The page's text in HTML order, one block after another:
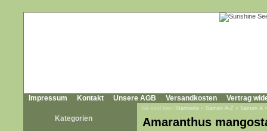
Impressum Kontakt Unsere AGB Versandkosten Vertrag
Kategorien
Sie sind hier: Startseite » Samen A-Z » Samen A
Amaranthus